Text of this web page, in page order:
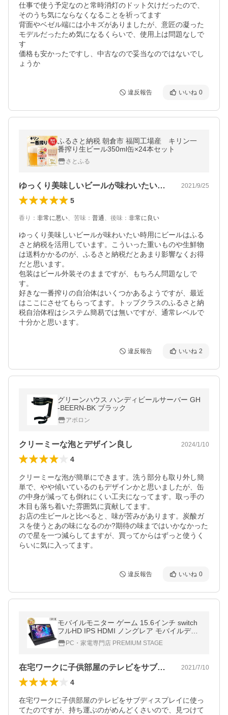
仕事で使う予定なのと常時消灯のドット欠けだったので、
そのうち気にならなくなることを祈ってます
背面やベゼル端には小キズがありましたが、意匠の凝った
モデルだったため気になるくらいで、使用上は問題なしで
す
価格も安かったですし、中古なので妥当なのではないでし
ょうか
違反報告 いいね 0
ふるさと納税 朝倉市 福岡工場産 キリン一
番搾り生ビール350ml缶×24本セット
さとふる
ゆっくり美味しいビールが味わいたい時用… 2021/9/25
5
香り ： 非常に悪い、 苦味 ： 普通、 後味 ： 非常に良い
ゆっくり美味しいビールが味わいたい時用にビールはふる
さと納税を活用しています。こういった重いものや生鮮物
は送料かかるのが、ふるさと納税だとあまり影響なくお得
だと思います。
包装はビール外装そのままですが、もちろん問題なしで
す。
好きな一番搾りの自治体はいくつかあるようですが、最近
はここにさせてもらってます。トップクラスのふるさと納
税自治体程はシステム簡易では無いですが、通常レベルで
十分かと思います。
違反報告 いいね 2
グリーンハウス ハンディビールサーバー GH
-BEERN-BK ブラック
アポロン
クリーミーな泡とデザイン良し 2024/1/10
4
クリーミーな泡が簡単にできます。洗う部分も取り外し簡
単で、やや傾いているのもデザインかと思いましたが、缶
の中身が減っても倒れにくい工夫になってます。取っ手の
木目も落ち着いた雰囲気に貢献してます。
お店の生ビールと比べると、味が苦みがあります。炭酸ガ
スを使うとあの味になるのか?期待の味まではいかなかった
ので星を一つ減らしてますが、買ってからはずっと使うく
らいに気に入ってます。
違反報告 いいね 0
モバイルモニター ゲーム 15.6インチ switch
フルHD IPS HDMI ノングレア モバイルディ
スプレイ ポータブルモニター FFF-LD1501
PC・家電専門店 PREMIUM STAGE
在宅ワークに子供部屋のテレビをサブディ… 2021/7/10
4
在宅ワークに子供部屋のテレビをサブディスプレイに使っ
てたのですが、持ち運ぶのがめんどくさいので、見つけて